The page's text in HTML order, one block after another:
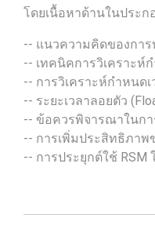
โดยเนื้อหาด้านในประก
-- แนวความคิดของการ
-- เทคนิคการวิเคราะห์
-- การวิเคราะห์กำหนด
-- ระยะเวลาลอยตัว
-- ข้อควรพิจารณาในกา
-- การเพิ่มประสิทธิภาพ
-- การประยุกต์ใช้ RSM